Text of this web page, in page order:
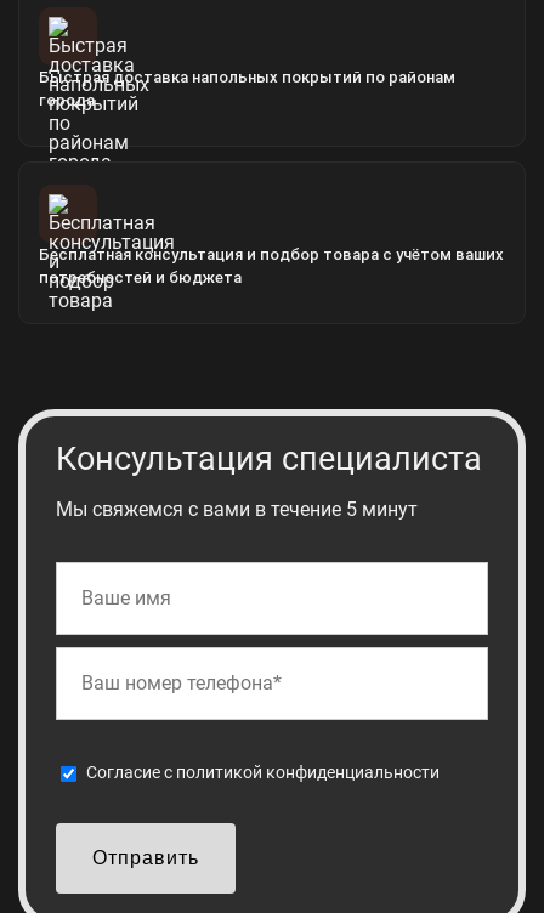
Быстрая доставка напольных покрытий по районам
города
Бесплатная консультация и подбор товара с учётом ваших
потребностей и бюджета
Консультация специалиста
Мы свяжемся с вами в течение 5 минут
Cогласие с политикой конфиденциальности
Отправить